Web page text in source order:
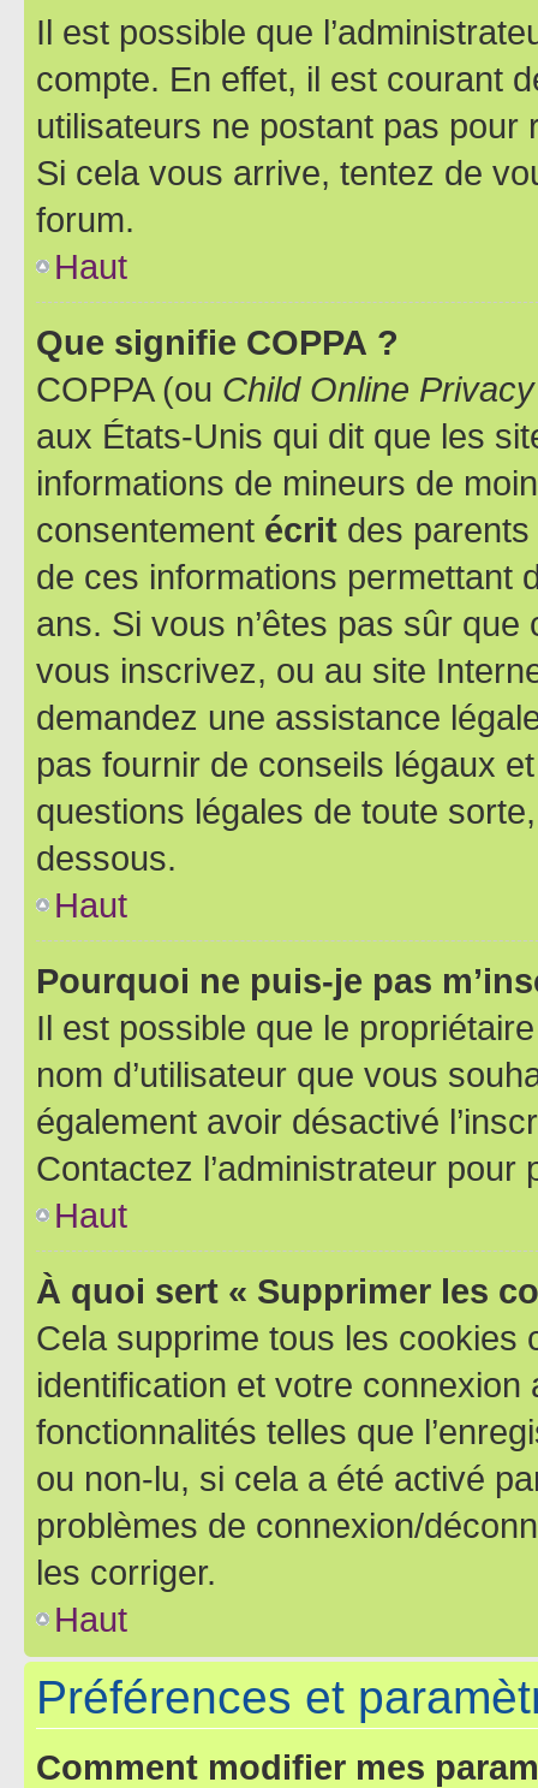
Il est possible que
compte. En effet, il est courant
utilisateurs ne postant pas pour
Si cela vous arrive, tentez de
forum.
Haut
Que signifie COPPA ?
COPPA (ou Child Online
aux États-Unis qui dit que les
informations de mineurs de
consentement écrit des parents
de ces informations permettant
ans. Si vous n’êtes pas sûr
vous inscrivez, ou au site
demandez une assistance
pas fournir de conseils légaux
questions légales de toute
dessous.
Haut
Pourquoi ne puis-je pas
Il est possible que le
nom d’utilisateur que vous
également avoir désactivé
Contactez l’administrateur
Haut
À quoi sert « Supprimer les
Cela supprime tous les cookies
identification et votre
fonctionnalités telles que
ou non-lu, si cela a été activé
problèmes de connexion/
les corriger.
Haut
Préférences et
Comment modifier mes